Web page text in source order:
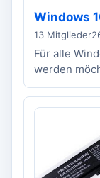
Windows
13 Mitglieder
Für alle
werden